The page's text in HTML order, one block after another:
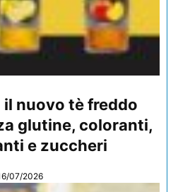
il nuovo tè freddo
glutine, coloranti,
e zuccheri
07/2026